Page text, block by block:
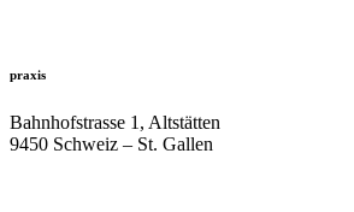
praxis
Bahnhofstrasse 1, Altstätten
9450 Schweiz – St. Gallen